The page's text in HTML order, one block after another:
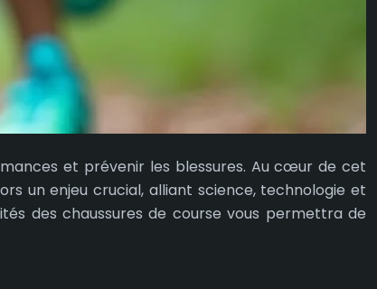
et prévenir les blessures. Au cœur de cet
un enjeu crucial, alliant science, technologie et
des chaussures de course vous permettra de